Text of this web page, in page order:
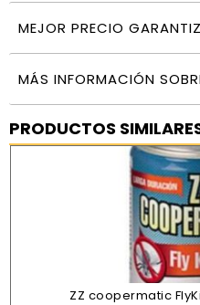
MEJOR PRECIO
MÁS INFORMACIÓN
PRODUCTOS
ZZ coopermatic